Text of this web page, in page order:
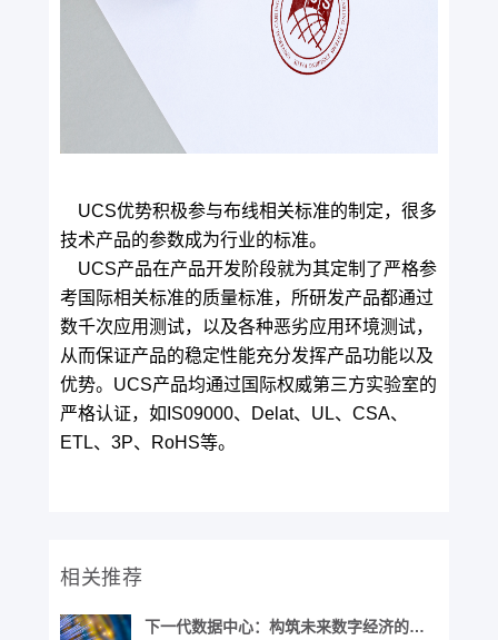
UCS优势积极参与布线相关标准的制定，很多
技术产品的参数成为行业的标准。
UCS产品在产品开发阶段就为其定制了严格参
考国际相关标准的质量标准，所研发产品都通过
数千次应用测试，以及各种恶劣应用环境测试，
从而保证产品的稳定性能充分发挥产品功能以及
优势。UCS产品均通过国际权威第三方实验室的
严格认证，如IS09000、Delat、UL、CSA、
ETL、3P、RoHS等。
相关推荐
下一代数据中心：构筑未来数字经济的基